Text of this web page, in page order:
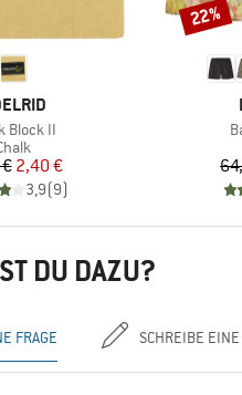
Block II
Preis
reduzierter Preis
2,40 €
3,9(9)
Rabatt
22%
DU DAZU?
FRAGE SCHREIBE